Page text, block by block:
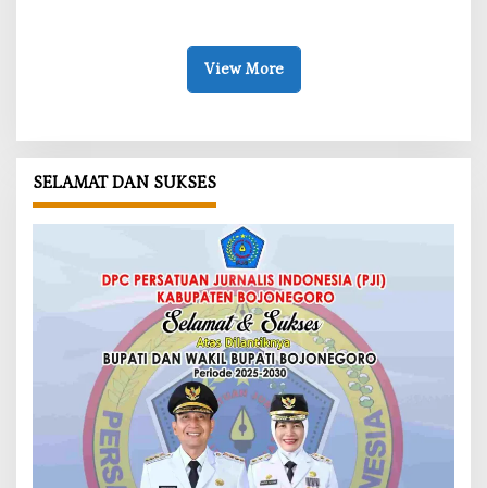
View More
SELAMAT DAN SUKSES